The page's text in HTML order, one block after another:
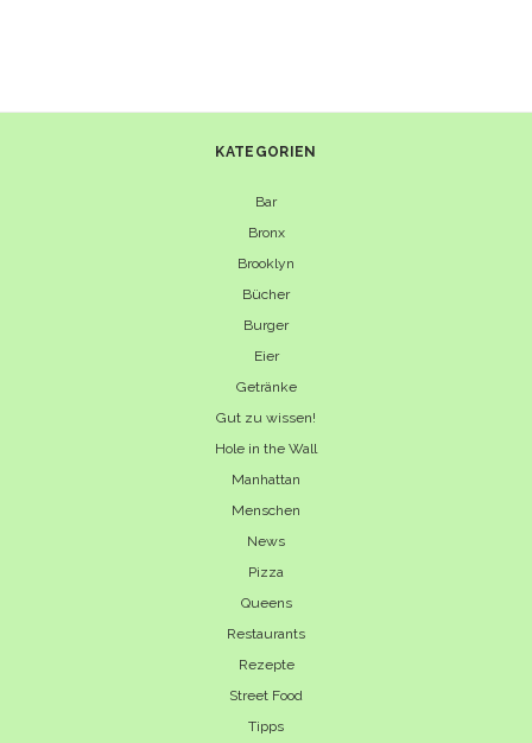
KATEGORIEN
Bar
Bronx
Brooklyn
Bücher
Burger
Eier
Getränke
Gut zu wissen!
Hole in the Wall
Manhattan
Menschen
News
Pizza
Queens
Restaurants
Rezepte
Street Food
Tipps